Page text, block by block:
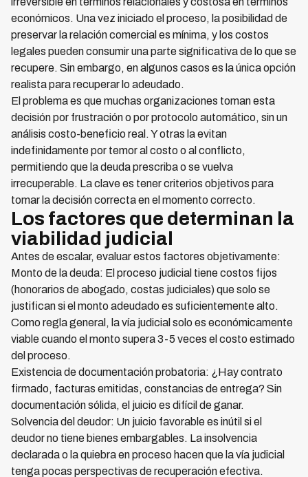
económicos. Una vez iniciado el proceso, la posibilidad de
preservar la relación comercial es mínima, y los costos
legales pueden consumir una parte significativa de lo que se
recupere. Sin embargo, en algunos casos es la única opción
realista para recuperar lo adeudado.
El problema es que muchas organizaciones toman esta
decisión por frustración o por protocolo automático, sin un
análisis costo-beneficio real. Y otras la evitan
indefinidamente por temor al costo o al conflicto,
permitiendo que la deuda prescriba o se vuelva
irrecuperable. La clave es tener criterios objetivos para
tomar la decisión correcta en el momento correcto.
Los factores que determinan la
viabilidad judicial
Antes de escalar, evaluar estos factores objetivamente:
Monto de la deuda: El proceso judicial tiene costos fijos
(honorarios de abogado, costas judiciales) que solo se
justifican si el monto adeudado es suficientemente alto.
Como regla general, la vía judicial solo es económicamente
viable cuando el monto supera 3-5 veces el costo estimado
del proceso.
Existencia de documentación probatoria: ¿Hay contrato
firmado, facturas emitidas, constancias de entrega? Sin
documentación sólida, el juicio es difícil de ganar.
Solvencia del deudor: Un juicio favorable es inútil si el
deudor no tiene bienes embargables. La insolvencia
declarada o la quiebra en proceso hacen que la vía judicial
tenga pocas perspectivas de recuperación efectiva.